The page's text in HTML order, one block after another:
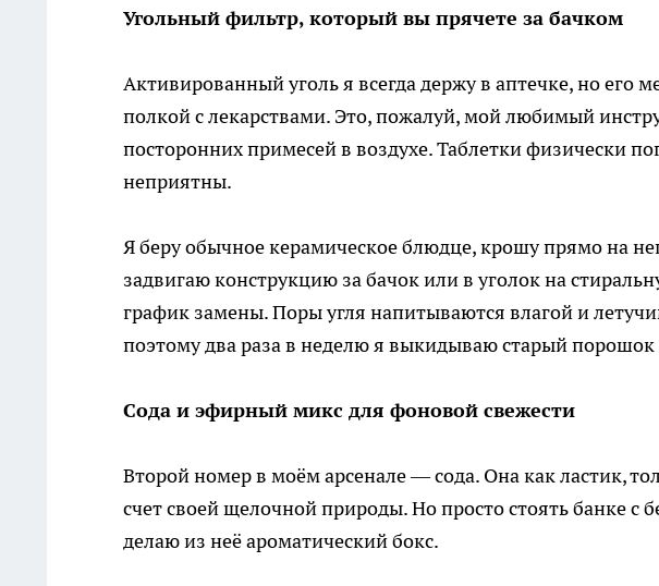
Угольный фильтр, который вы прячете за бачком
Активированный уголь я всегда держу в аптечке, но его
полкой с лекарствами. Это, пожалуй, мой любимый
посторонних примесей в воздухе. Таблетки физически
неприятны.
Я беру обычное керамическое блюдце, крошу прямо на
задвигаю конструкцию за бачок или в уголок на
график замены. Поры угля напитываются влагой и
поэтому два раза в неделю я выкидываю старый
Сода и эфирный микс для фоновой свежести
Второй номер в моём арсенале — сода. Она как ластик,
счет своей щелочной природы. Но просто стоять банке
делаю из неё ароматический бокс.